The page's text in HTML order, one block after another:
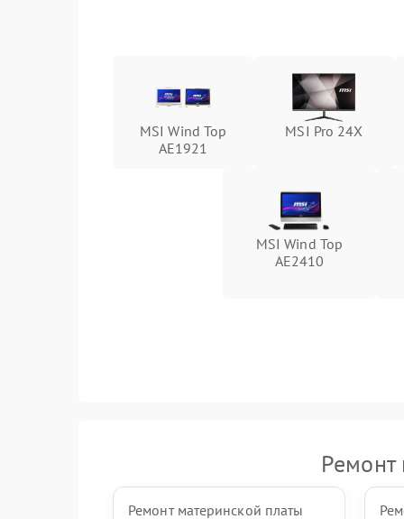
Поломка батареи (если есть)
Неисправность кнопок управления
Неисправность тачпада (если есть)
MSI Wind Top
AE1921
MSI Pro 24X
MSI Wind Top
AE2410
Ремонт
Ремонт материнской платы